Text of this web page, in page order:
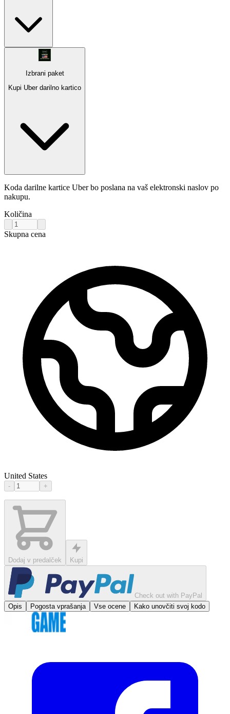
Izbrani paket
Kupi Uber darilno kartico
Koda darilne kartice Uber bo poslana na vaš elektronski naslov po
nakupu.
Količina
Skupna cena
United States
- +
Dodaj v predalček Kupi
Check out with PayPal
Opis
Pogosta vprašanja Vse ocene Kako unovčiti svoj kodo